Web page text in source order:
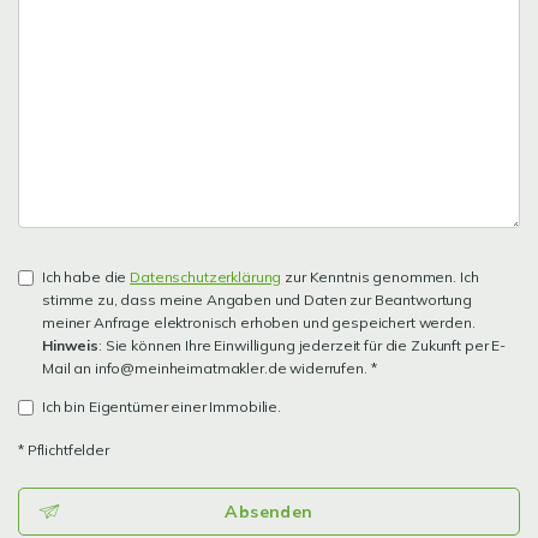
Ich habe die Datenschutzerklärung zur Kenntnis genommen. Ich
stimme zu, dass meine Angaben und Daten zur Beantwortung
meiner Anfrage elektronisch erhoben und gespeichert werden.
Hinweis: Sie können Ihre Einwilligung jederzeit für die Zukunft per E-
Mail an info@meinheimatmakler.de widerrufen. *
Ich bin Eigentümer einer Immobilie.
* Pflichtfelder
Absenden